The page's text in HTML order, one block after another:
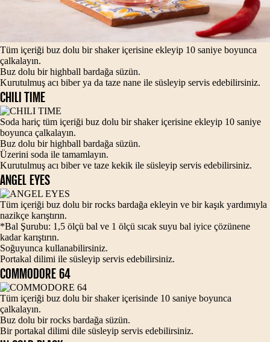
Tüm içeriği buz dolu bir shaker içerisine ekleyip 10 saniye boyunca
çalkalayın.
Buz dolu bir highball bardağa süzün.
Kurutulmuş acı biber ya da taze nane ile süsleyip servis edebilirsiniz.
CHILI TIME
Soda hariç tüm içeriği buz dolu bir shaker içerisine ekleyip 10 saniye
boyunca çalkalayın.
Buz dolu bir highball bardağa süzün.
Üzerini soda ile tamamlayın.
Kurutulmuş acı biber ve taze kekik ile süsleyip servis edebilirsiniz.
ANGEL EYES
Tüm içeriği buz dolu bir rocks bardağa ekleyin ve bir kaşık yardımıyla
nazikçe karıştırın.
*Bal Şurubu: 1,5 ölçü bal ve 1 ölçü sıcak suyu bal iyice çözünene
kadar karıştırın.
Soğuyunca kullanabilirsiniz.
Portakal dilimi ile süsleyip servis edebilirsiniz.
COMMODORE 64
Tüm içeriği buz dolu bir shaker içerisinde 10 saniye boyunca
çalkalayın.
Buz dolu bir rocks bardağa süzün.
Bir portakal dilimi dile süsleyip servis edebilirsiniz.